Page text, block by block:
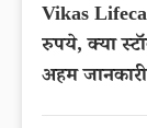
Vikas
रुपये, क्या
अहम जानकारी